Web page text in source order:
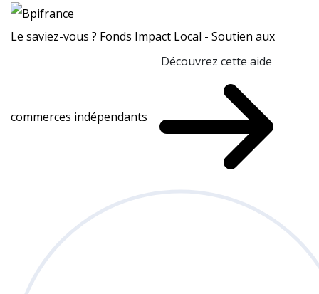
Le saviez-vous ? Fonds Impact Local - Soutien aux
commerces indépendants
Découvrez cette aide